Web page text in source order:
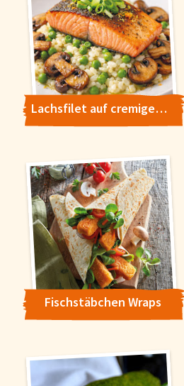
Lachsfilet auf cremigem Erbsen-Risotto
Fischstäbchen Wraps